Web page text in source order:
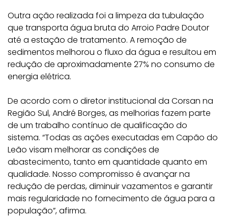
Outra ação realizada foi a limpeza da tubulação
que transporta água bruta do Arroio Padre Doutor
até a estação de tratamento. A remoção de
sedimentos melhorou o fluxo da água e resultou em
redução de aproximadamente 27% no consumo de
energia elétrica.
De acordo com o diretor institucional da Corsan na
Região Sul, André Borges, as melhorias fazem parte
de um trabalho contínuo de qualificação do
sistema. “Todas as ações executadas em Capão do
Leão visam melhorar as condições de
abastecimento, tanto em quantidade quanto em
qualidade. Nosso compromisso é avançar na
redução de perdas, diminuir vazamentos e garantir
mais regularidade no fornecimento de água para a
população”, afirma.